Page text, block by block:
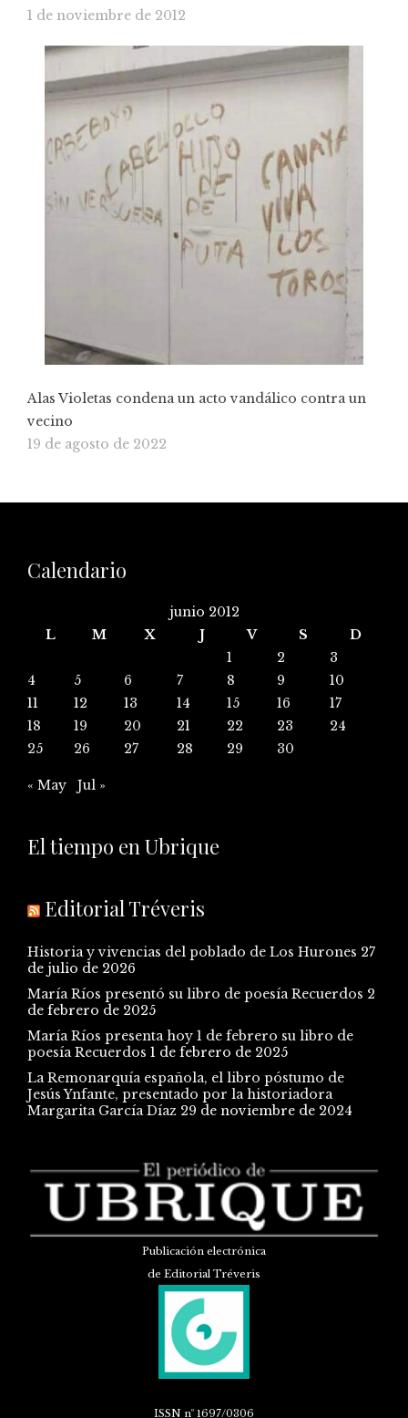
1 de noviembre de 2012
Alas Violetas condena un acto vandálico contra un
vecino
19 de agosto de 2022
Calendario
junio 2012
L
M X J V S
D
1
2
3
4
5 6 7 8 9
10
11
12 13 14 15 16
17
18
19 20 21 22 23
24
25
26 27 28 29 30
« May Jul »
El tiempo en Ubrique
Editorial Tréveris
Historia y vivencias del poblado de Los Hurones 27
de julio de 2026
María Ríos presentó su libro de poesía Recuerdos 2
de febrero de 2025
María Ríos presenta hoy 1 de febrero su libro de
poesía Recuerdos 1 de febrero de 2025
La Remonarquía española, el libro póstumo de
Jesús Ynfante, presentado por la historiadora
Margarita García Díaz 29 de noviembre de 2024
Publicación electrónica
de Editorial Tréveris
ISSN nº 1697/0306